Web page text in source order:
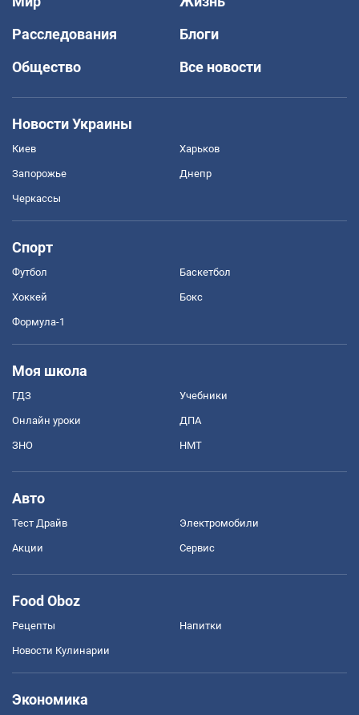
Расследования
Блоги
Общество
Все новости
Новости Украины
Киев Харьков
Запорожье Днепр
Черкассы
Спорт
Футбол Баскетбол
Хоккей Бокс
Формула-1
Моя школа
ГДЗ Учебники
Онлайн уроки ДПА
ЗНО НМТ
Авто
Тест Драйв Электромобили
Акции Сервис
Food Oboz
Рецепты Напитки
Новости Кулинарии
Экономика